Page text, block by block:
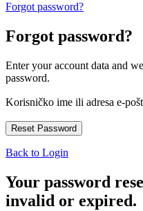
Forgot password?
Forgot password?
Enter your account data and
password.
Korisničko ime ili adresa e-
Back to Login
Your password
invalid or expired.